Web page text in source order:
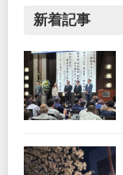
新着記事